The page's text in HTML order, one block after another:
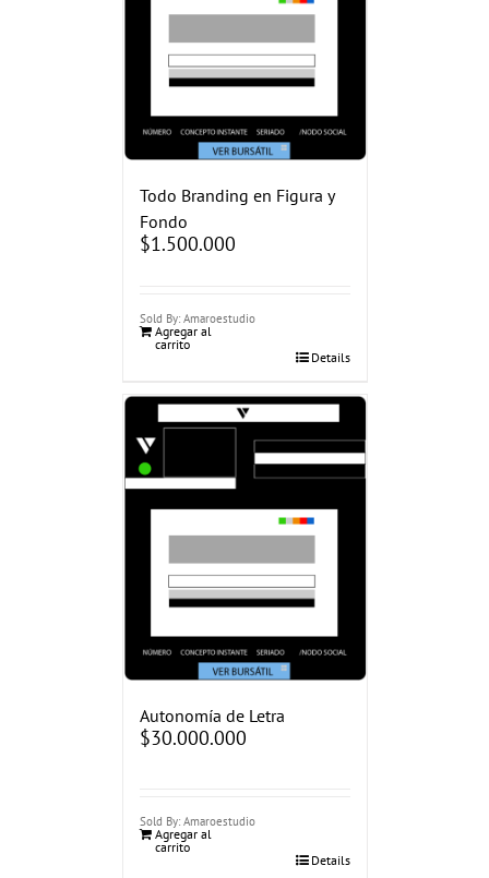
Todo Branding en Figura y
Fondo
$1.500.000
Sold By: Amaroestudio
Agregar al
carrito
Details
Autonomía de Letra
$30.000.000
Sold By: Amaroestudio
Agregar al
carrito
Details